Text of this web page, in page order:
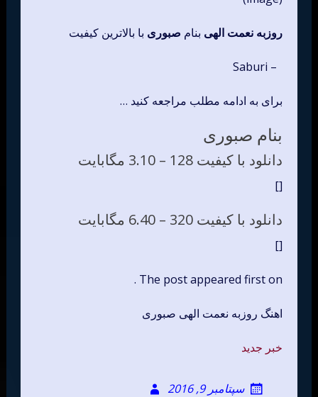
روزبه نعمت الهی بنام صبوری با بالاترین کیفیت
– Saburi
برای به ادامه مطلب مراجعه کنید …
بنام صبوری
دانلود با کیفیت 128 – 3.10 مگابایت
[]
دانلود با کیفیت 320 – 6.40 مگابایت
[]
The post appeared first on .
اهنگ روزبه نعمت الهی صبوری
خبر جدید
سپتامبر 9, 2016